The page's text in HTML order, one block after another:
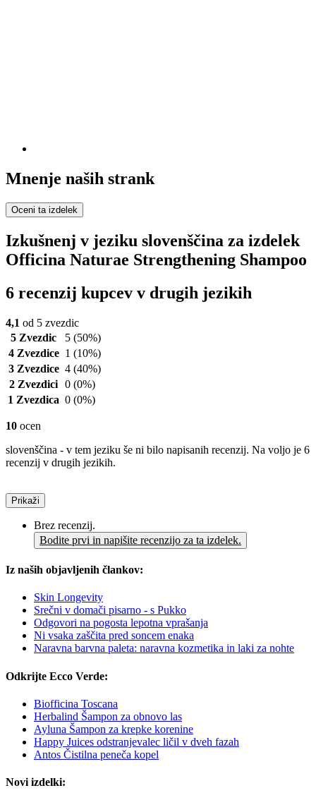
Mnenje naših strank
Oceni ta izdelek
Izkušnenj v jeziku slovenščina za izdelek
Officina Naturae Strengthening Shampoo
6 recenzij kupcev v drugih jezikih
4,1 od 5 zvezdic
5 Zvezdic
5 (50%)
4 Zvezdice 1 (10%)
3 Zvezdice 4 (40%)
2 Zvezdici 0 (0%)
1 Zvezdica 0 (0%)
10 ocen
slovenščina - v tem jeziku še ni bilo napisanih recenzij. Na voljo je 6
recenzij v drugih jezikih.
Prikaži
Brez recenzij.
Bodite prvi in napišite recenzijo za ta izdelek.
Iz naših objavljenih člankov:
Skin Longevity
Srečni v domači pisarno - s Pukko
Odgovori na pogosta lepotna vprašanja
Ni vsaka zaščita pred soncem enaka
Naravna barvna paleta: naravna kozmetika in laki za nohte
Odkrijte Ecco Verde:
Biofficina Toscana
Herbalind Šampon za obnovo las
Ayluna Šampon za krepke korenine
Happy Juices odstranjevalec ličil v dveh fazah
Antos Čistilna peneča kopel
Novi izdelki: